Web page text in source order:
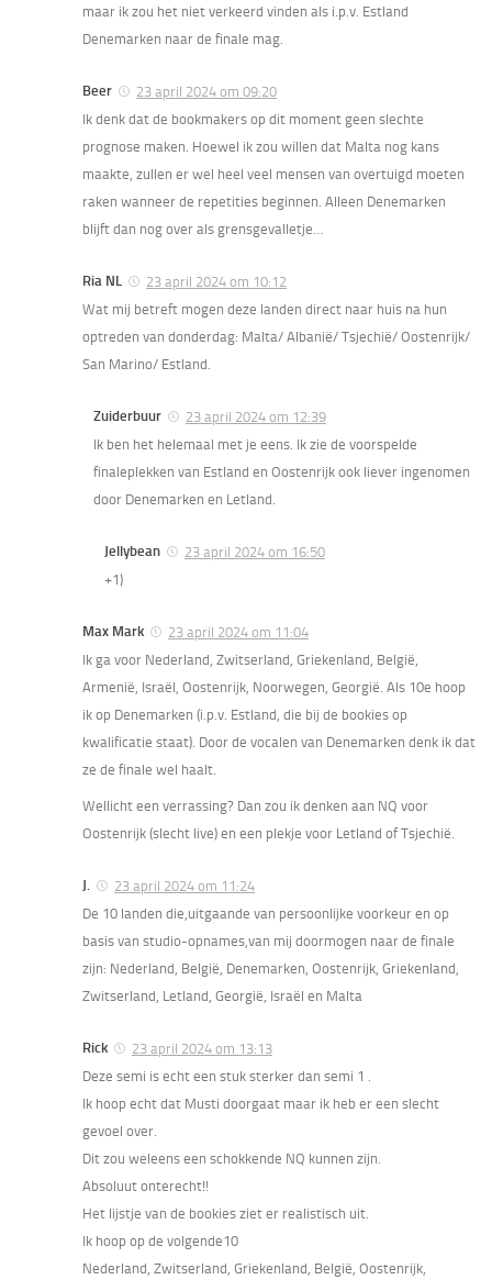
maar ik zou het niet verkeerd vinden als i.p.v. Estland
Denemarken naar de finale mag.
Beer
23 april 2024 om 09:20
Ik denk dat de bookmakers op dit moment geen slechte
prognose maken. Hoewel ik zou willen dat Malta nog kans
maakte, zullen er wel heel veel mensen van overtuigd moeten
raken wanneer de repetities beginnen. Alleen Denemarken
blijft dan nog over als grensgevalletje…
Ria NL
23 april 2024 om 10:12
Wat mij betreft mogen deze landen direct naar huis na hun
optreden van donderdag: Malta/ Albanië/ Tsjechië/ Oostenrijk/
San Marino/ Estland.
Zuiderbuur
23 april 2024 om 12:39
Ik ben het helemaal met je eens. Ik zie de voorspelde
finaleplekken van Estland en Oostenrijk ook liever ingenomen
door Denemarken en Letland.
Jellybean
23 april 2024 om 16:50
+1)
Max Mark
23 april 2024 om 11:04
Ik ga voor Nederland, Zwitserland, Griekenland, België,
Armenië, Israël, Oostenrijk, Noorwegen, Georgië. Als 10e hoop
ik op Denemarken (i.p.v. Estland, die bij de bookies op
kwalificatie staat). Door de vocalen van Denemarken denk ik dat
ze de finale wel haalt.
Wellicht een verrassing? Dan zou ik denken aan NQ voor
Oostenrijk (slecht live) en een plekje voor Letland of Tsjechië.
J.
23 april 2024 om 11:24
De 10 landen die,uitgaande van persoonlijke voorkeur en op
basis van studio-opnames,van mij doormogen naar de finale
zijn: Nederland, België, Denemarken, Oostenrijk, Griekenland,
Zwitserland, Letland, Georgië, Israël en Malta
Rick
23 april 2024 om 13:13
Deze semi is echt een stuk sterker dan semi 1 .
Ik hoop echt dat Musti doorgaat maar ik heb er een slecht
gevoel over.
Dit zou weleens een schokkende NQ kunnen zijn.
Absoluut onterecht!!
Het lijstje van de bookies ziet er realistisch uit.
Ik hoop op de volgende10
Nederland, Zwitserland, Griekenland, België, Oostenrijk,